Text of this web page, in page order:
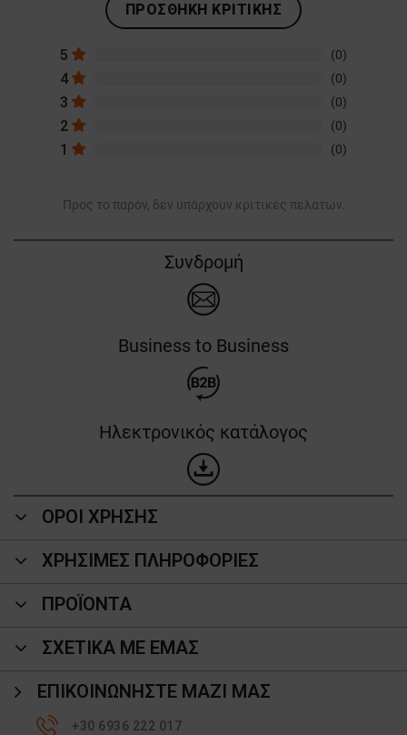
ΠΡΟΣΘΉΚΗ ΚΡΙΤΙΚΉΣ
5 (0)
4 (0)
3 (0)
2 (0)
1 (0)
Προς το παρόν, δεν υπάρχουν κριτικές πελατών.
Συνδρομή
Business to Business
Ηλεκτρονικός κατάλογος
ΟΡΟΙ ΧΡΗΣΗΣ
ΧΡΗΣΙΜΕΣ ΠΛΗΡΟΦΟΡΙΕΣ
ΠΡΟΪΌΝΤΑ
ΣΧΕΤΙΚΑ ΜΕ ΕΜΑΣ
ΕΠΙΚΟΙΝΩΝΉΣΤΕ ΜΑΖΊ ΜΑΣ
+30 6936 222 017